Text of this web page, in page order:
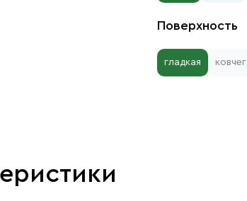
Поверхность
гладкая ковчег